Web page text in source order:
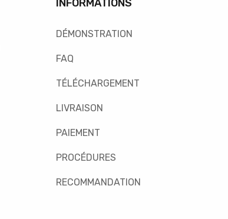
INFORMATIONS
DÉMONSTRATION
FAQ
TÉLÉCHARGEMENT
LIVRAISON
PAIEMENT
PROCÉDURES
RECOMMANDATION